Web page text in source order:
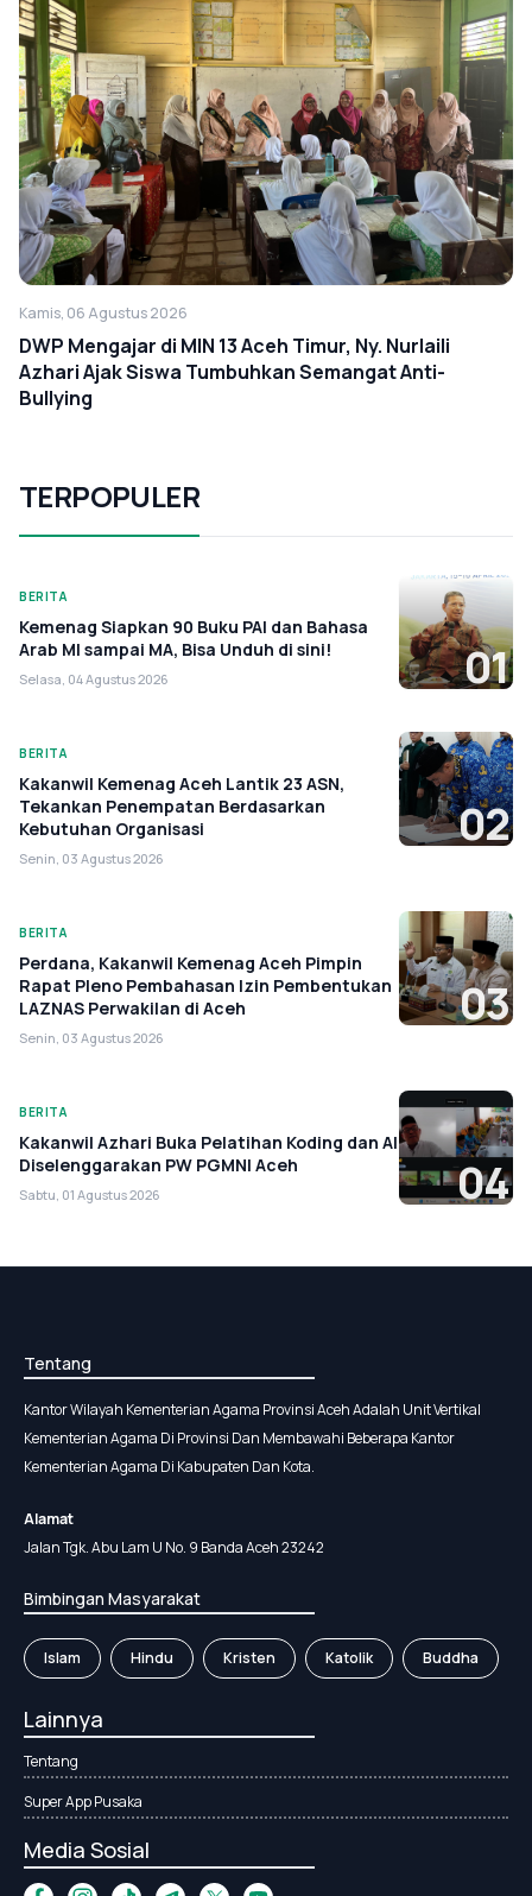
Kamis, 06 Agustus 2026
DWP Mengajar di MIN 13 Aceh Timur, Ny. Nurlaili
Azhari Ajak Siswa Tumbuhkan Semangat Anti-
Bullying
TERPOPULER
BERITA
Kemenag Siapkan 90 Buku PAI dan Bahasa
Arab MI sampai MA, Bisa Unduh di sini!
Selasa, 04 Agustus 2026 01
BERITA
Kakanwil Kemenag Aceh Lantik 23 ASN,
Tekankan Penempatan Berdasarkan
Kebutuhan Organisasi
Senin, 03 Agustus 2026
02
BERITA
Perdana, Kakanwil Kemenag Aceh Pimpin
Rapat Pleno Pembahasan Izin Pembentukan
LAZNAS Perwakilan di Aceh
Senin, 03 Agustus 2026
03
BERITA
Kakanwil Azhari Buka Pelatihan Koding dan AI
Diselenggarakan PW PGMNI Aceh
Sabtu, 01 Agustus 2026 04
Tentang
Kantor Wilayah Kementerian Agama Provinsi Aceh Adalah Unit Vertikal
Kementerian Agama Di Provinsi Dan Membawahi Beberapa Kantor
Kementerian Agama Di Kabupaten Dan Kota.
Alamat
Jalan Tgk. Abu Lam U No. 9 Banda Aceh 23242
Bimbingan Masyarakat
Islam Hindu Kristen Katolik Buddha
Lainnya
Tentang
Super App Pusaka
Media Sosial